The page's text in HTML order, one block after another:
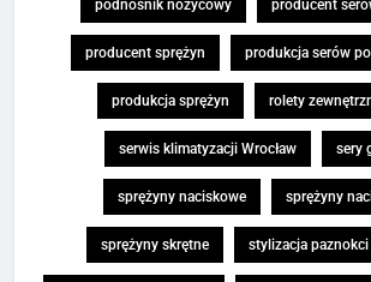
podnośnik nożycowy producent
producent sprężyn produkcja serów
produkcja sprężyn rolety
serwis klimatyzacji Wrocław sery
sprężyny naciskowe sprężyny
sprężyny skrętne stylizacja